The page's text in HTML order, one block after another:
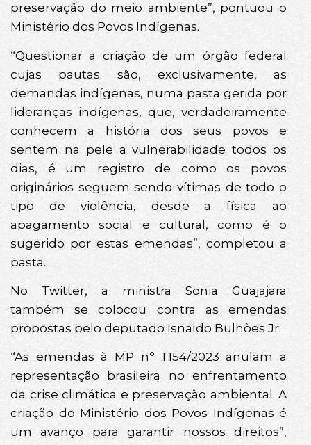
preservação do meio ambiente”, pontuou o
Ministério dos Povos Indígenas.
“Questionar a criação de um órgão federal
cujas pautas são, exclusivamente, as
demandas indígenas, numa pasta gerida por
lideranças indígenas, que, verdadeiramente
conhecem a história dos seus povos e
sentem na pele a vulnerabilidade todos os
dias, é um registro de como os povos
originários seguem sendo vítimas de todo o
tipo de violência, desde a física ao
apagamento social e cultural, como é o
sugerido por estas emendas”, completou a
pasta.
No Twitter, a ministra Sonia Guajajara
também se colocou contra as emendas
propostas pelo deputado Isnaldo Bulhões Jr.
“As emendas à MP nº 1.154/2023 anulam a
representação brasileira no enfrentamento
da crise climática e preservação ambiental. A
criação do Ministério dos Povos Indígenas é
um avanço para garantir nossos direitos”,